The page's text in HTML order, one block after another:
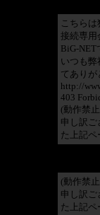
こちら
接続専用
BiG-NET
いつも弊
てありが
http://
403
(動作禁
申し訳ご
た上記
(動作禁
申し訳ご
た上記ペ